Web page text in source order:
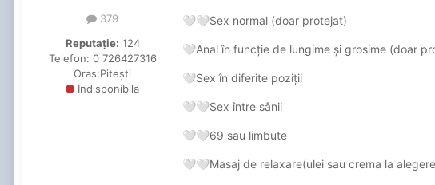
379
Reputație: 124
Telefon: 0 726427316
Oras:Pitești
Indisponibila
🤍🤍Sex normal (doar protejat)
🤍Anal în funcție de lungime și grosime (doar
🤍Sex în diferite poziții
🤍🤍Sex între sânii
🤍🤍69 sau limbute
🤍🤍Masaj de relaxare(ulei sau crema la